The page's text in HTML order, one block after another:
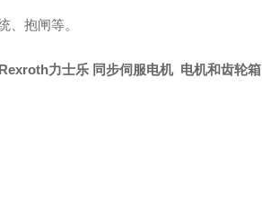
、抱闸等。
力士乐 同步伺服电机 电机和齿轮箱